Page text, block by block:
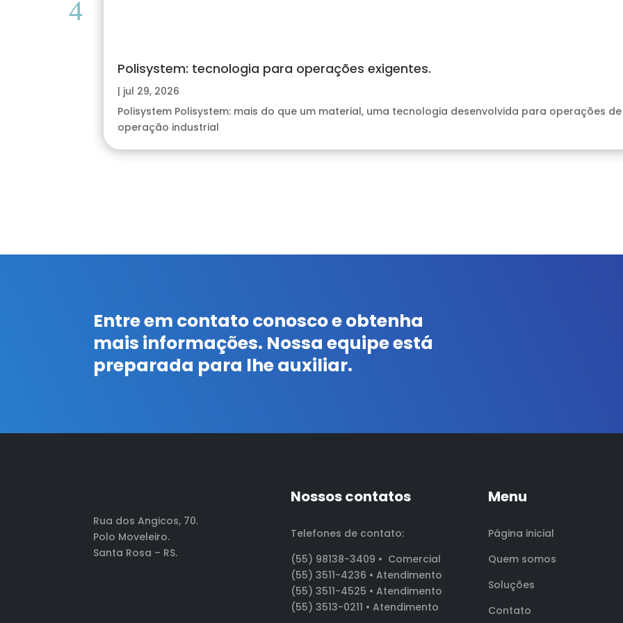
Polisystem: tecnologia para operações exigentes.
| jul 29, 2026
Polisystem Polisystem: mais do que um material, uma tecnologia desenvolvida para operações
operação industrial
Entre em contato conosco e obtenha
mais informações. Nossa equipe está
preparada para lhe auxiliar.
Rua dos Angicos, 70.
Polo Moveleiro.
Santa Rosa – RS.
Nossos contatos
Telefones de contato:
(55) 98138-3409 • Comercial
(55) 3511-4236 • Atendimento
(55) 3511-4525 • Atendimento
(55) 3513-0211 • Atendimento
Menu
Página inicial
Quem somos
Soluções
Contato